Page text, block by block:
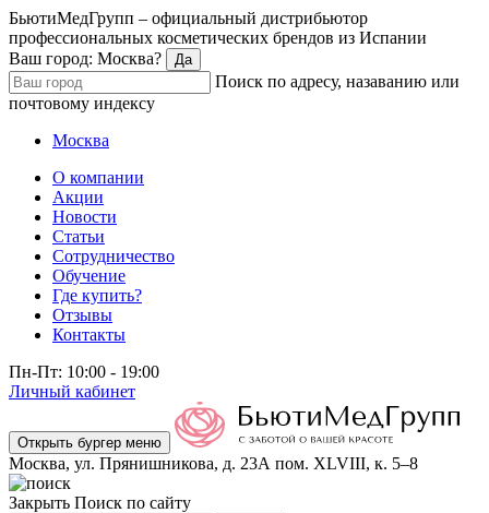
БьютиМедГрупп – официальный дистрибьютор
профессиональных косметических брендов из Испании
Ваш город: Москва?
Да
Поиск по адресу, назаванию или
почтовому индексу
Москва
О компании
Акции
Новости
Статьи
Сотрудничество
Обучение
Где купить?
Отзывы
Контакты
Пн-Пт: 10:00 - 19:00
Личный кабинет
Открыть бургер меню
Москва, ул. Прянишникова, д. 23А пом. XLVIII, к. 5–8
Закрыть Поиск по сайту